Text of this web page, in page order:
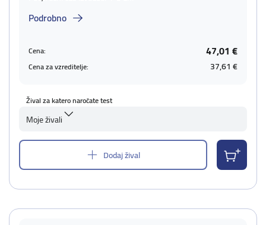
Podrobno
Cena: 47,01 €
Cena za vzreditelje: 37,61 €
Žival za katero naročate test
Moje živali
Dodaj žival